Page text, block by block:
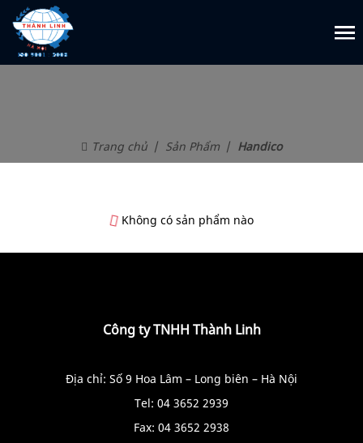
Trang chủ Sản Phẩm Handico
Không có sản phẩm nào
Công ty TNHH Thành Linh
Địa chỉ: Số 9 Hoa Lâm – Long biên – Hà Nội
Tel: 04 3652 2939
Fax: 04 3652 2938